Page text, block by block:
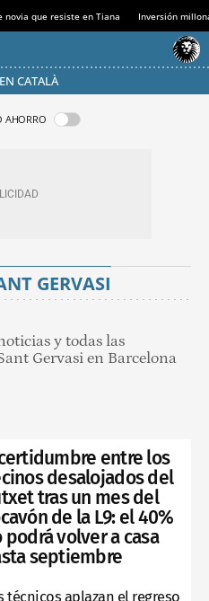
novia que resiste en Tiana Inversión
CATALÀ
AHORRO
GERVASI
y todas las
Gervasi en Barcelona
entre los
desalojados del
tras un mes del
de la L9: el 40%
podrá volver a casa
septiembre
técnicos aplazan el regreso